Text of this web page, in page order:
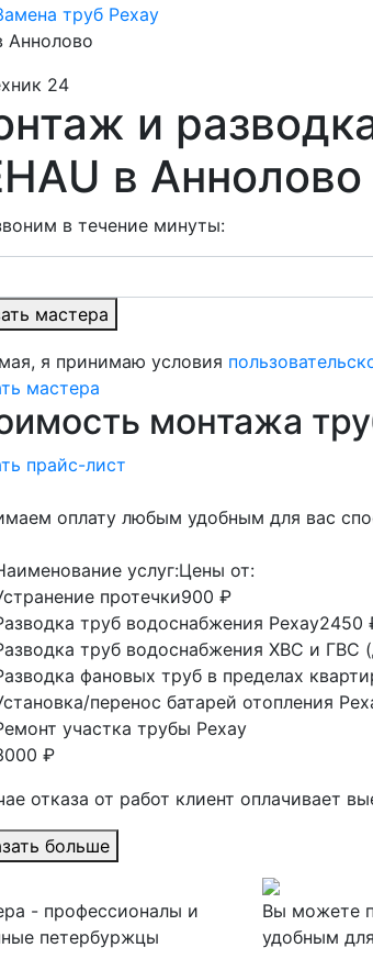
труб Рехау
Аннолово
24
и
в Аннолово
в течение минуты:
мастера
я принимаю условия
мастера
монтажа
прайс-лист
оплату любым удобным для вас
услуг:Цены от:
протечки900 ₽
труб водоснабжения Рехау2450
труб водоснабжения ХВС и ГВС
фановых труб в пределах
перенос батарей отопления
участка трубы Рехау
₽
отказа от работ клиент оплачивает
больше
- профессионалы и
петербуржцы
Вы можете
удобным